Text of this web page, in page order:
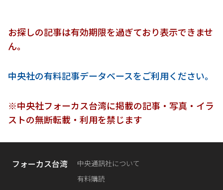
お探しの記事は有効期限を過ぎており表示できませ
ん。
中央社の有料記事データベースをご利用ください。
※中央社フォーカス台湾に掲載の記事・写真・イラ
ストの無断転載・利用を禁じます
フォーカス台湾
中央通訊社について
有料購読